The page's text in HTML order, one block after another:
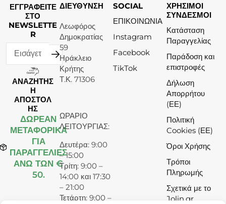
ΕΓΓΡΑΦΕΙΤΕ
ΣΤΟ
NEWSLETTE
R
ΑΝΑΖΗΤΗΣ
Η
ΑΠΟΣΤΟΛ
ΗΣ
ΔΩΡΕΆΝ
ΜΕΤΑΦΟΡΙΚΑ
ΓΙΑ
ΠΑΡΑΓΓΕΛΙΕΣ
ΑΝΩ ΤΩΝ €
50.
ΔΙΕΥΘΥΝΣΗ
Λεωφόρος
Δημοκρατίας
59
Ηράκλειο
Κρήτης
Τ.Κ. 71306
ΩΡΑΡΙΟ
ΛΕΙΤΟΥΡΓΙΑΣ:
Δευτέρα: 9:00
– 15:00
Τρίτη: 9:00 –
14:00 και 17:30
– 21:00
Τετάρτη: 9:00 –
SOCIAL
ΕΠΙΚΟΙΝΩΝΙΑ
Instagram
Facebook
TikTok
ΧΡΗΣΙΜΟΙ
ΣΥΝΔΕΣΜΟΙ
Κατάσταση
Παραγγελίας
Παράδοση και
επιστροφές
Δήλωση
Απορρήτου
(ΕΕ)
Πολιτική
Cookies (ΕΕ)
Όροι Χρήσης
Τρόποι
Πληρωμής
Σχετικά με το
Jolin.gr